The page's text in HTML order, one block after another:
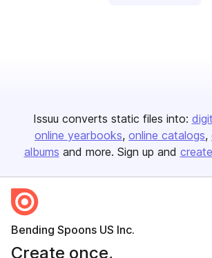
Issuu converts static files into:
online yearbooks online catalogs
albums and more. Sign up and
Bending Spoons US Inc.
Create once,